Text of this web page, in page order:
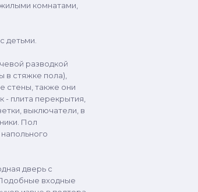
комнатами,
детьми.
разводкой
в стяжке пола),
стены, также они
- плита перекрытия,
выключатели, в
Пол
дверь с
входные